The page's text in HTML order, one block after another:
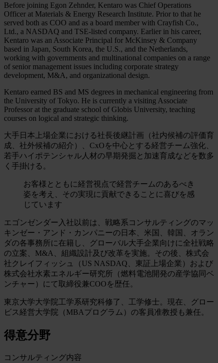
Before joining Egon Zehnder, Kentaro was Chief Operations
Officer at Materials & Energy Research Institute. Prior to that he
served both as COO and as a board member with Crayfish Co.,
Ltd., a NASDAQ and TSE-listed company. Earlier in his career,
Kentaro was an Associate Principal for McKinsey & Company
based in Japan, South Korea, the U.S., and the Netherlands,
working with governments and multinational companies on a range
of senior management issues including corporate strategy
development, M&A, and organizational design.
Kentaro earned BS and MS degrees in mechanical engineering from
the University of Tokyo. He is currently a visiting Associate
Professor at the graduate school of Globis University, teaching
courses on logical and strategic thinking.
大手日本上場企業における社長後継計画（社内候補の評価育
成、社外候補の紹介）、CxOを中心とする経営チーム強化、
若手ハイポテンシャル人材の早期発掘と加速育成などを数多
く手掛ける。
お客様とともに経営視点で経営チームのあるべき
姿を考え、その実現に貢献できることに喜びを感
じています
エゴンゼンダー入社以前は、戦略系コンサルティングのマッ
キンゼー・アンド・カンパニーの日本、米国、韓国、オラン
ダの各事務所に在籍し、グローバル大手企業向けに全社戦略
の立案、M&A、組織設計及び改革を実施。その後、株式会
社クレイフィッシュ（US NASDAQ、東証上場企業）および
株式会社水素エネルギー研究所（燃料電池開発の産学協同ベ
ンチャー）にて取締役兼COOを歴任。
東京大学大学院工学系研究科修了、工学修士。現在、グロー
ビス経営大学院（MBAプログラム）の客員准教授も兼任。
得意分野
コンサルティング内容